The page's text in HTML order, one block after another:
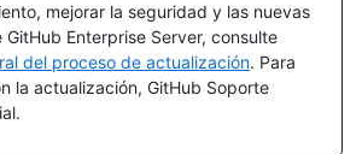
mejorar la seguridad y las nuevas
Enterprise Server, consulte
del proceso de actualización. Para
la actualización, GitHub Soporte